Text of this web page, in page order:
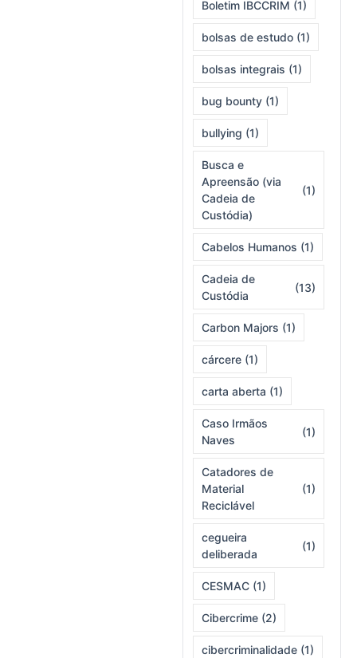
Boletim IBCCRIM (1)
bolsas de estudo (1)
bolsas integrais (1)
bug bounty (1)
bullying (1)
Busca e
Apreensão (via
Cadeia de
Custódia)
(1)
Cabelos Humanos (1)
Cadeia de
Custódia
(13)
Carbon Majors (1)
cárcere (1)
carta aberta (1)
Caso Irmãos
Naves
(1)
Catadores de
Material
Reciclável
(1)
cegueira
deliberada
(1)
CESMAC (1)
Cibercrime (2)
cibercriminalidade (1)